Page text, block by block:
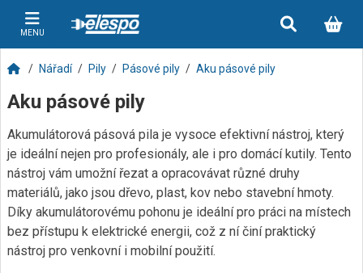
MENU
Nářadí Pily Pásové pily Aku pásové pily
Aku pásové pily
Akumulátorová pásová pila je vysoce efektivní nástroj, který
je ideální nejen pro profesionály, ale i pro domácí kutily. Tento
nástroj vám umožní řezat a opracovávat různé druhy
materiálů, jako jsou dřevo, plast, kov nebo stavební hmoty.
Díky akumulátorovému pohonu je ideální pro práci na místech
bez přístupu k elektrické energii, což z ní činí praktický
nástroj pro venkovní i mobilní použití.